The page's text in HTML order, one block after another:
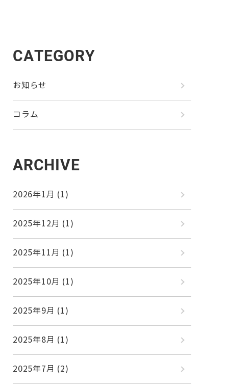
CATEGORY
お知らせ
コラム
ARCHIVE
2026年1月 (1)
2025年12月 (1)
2025年11月 (1)
2025年10月 (1)
2025年9月 (1)
2025年8月 (1)
2025年7月 (2)